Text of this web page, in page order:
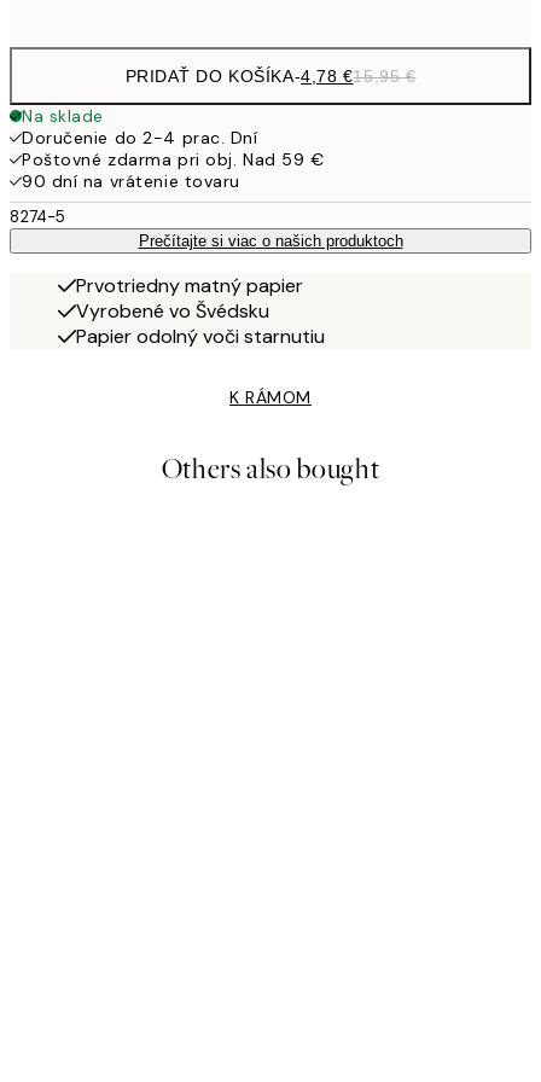
PRIDAŤ DO KOŠÍKA-4,78 €15,95 €
Na sklade
Doručenie do 2-4 prac. Dní
Poštovné zdarma pri obj. Nad 59 €
90 dní na vrátenie tovaru
8274-5
Prečítajte si viac o našich produktoch
Prvotriedny matný papier
Vyrobené vo Švédsku
Papier odolný voči starnutiu
K RÁMOM
Others also bought